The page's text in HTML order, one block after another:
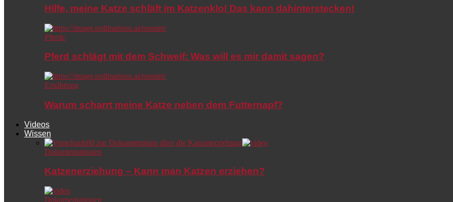
Hilfe, meine Katze schläft im Katzenklo! Das kann dahinterstecken!
Pferde
Pferd schlägt mit dem Schweif: Was will es mir damit sagen?
Ernährung
Warum scharrt meine Katze neben dem Futternapf?
Videos
Wissen
Dokumentationen
Katzenerziehung – Kann man Katzen erziehen?
Dokumentationen